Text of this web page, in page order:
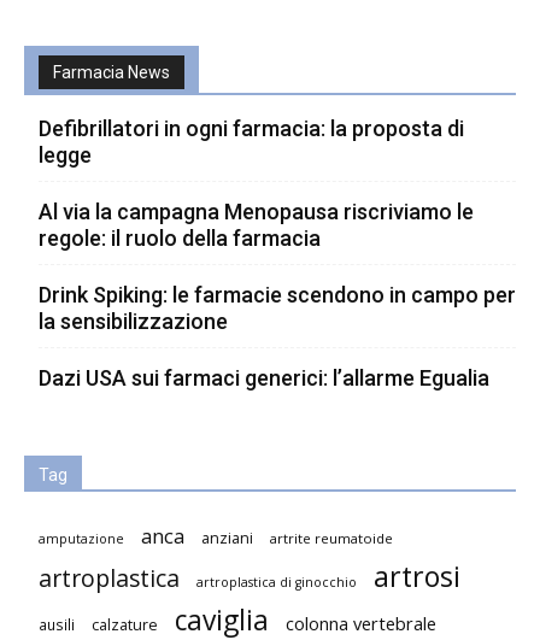
Farmacia News
Defibrillatori in ogni farmacia: la proposta di
legge
Al via la campagna Menopausa riscriviamo le
regole: il ruolo della farmacia
Drink Spiking: le farmacie scendono in campo per
la sensibilizzazione
Dazi USA sui farmaci generici: l’allarme Egualia
Tag
amputazione anca anziani artrite reumatoide
artroplastica artroplastica di ginocchio artrosi
ausili calzature caviglia colonna vertebrale